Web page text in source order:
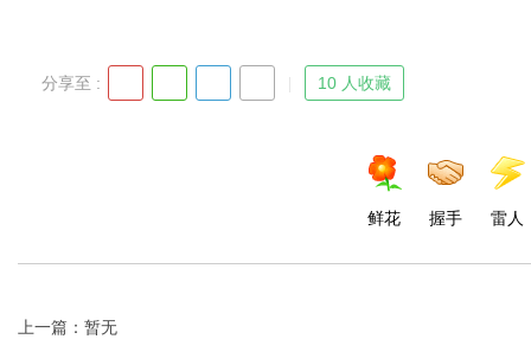
分享至 : 10 人收藏
鲜花 握手 雷人
上一篇：暂无